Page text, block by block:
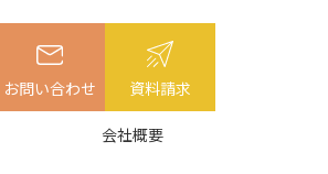
お問い合わせ 資料請求
会社概要